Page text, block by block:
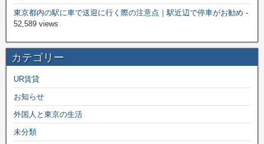
東京都内の駅に車で送迎に行く際の注意点｜駅近辺で停車がお勧め -
52,589 views
カテゴリー
UR賃貸
お知らせ
外国人と東京の生活
未分類